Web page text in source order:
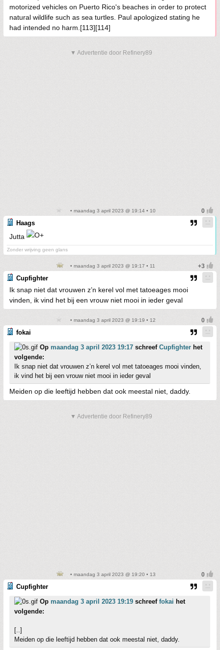
motorized vehicles on Puerto Rico's beaches in order to protect
natural wildlife such as sea turtles. Paul apologized stating he
had intended no harm.[113][114]
▼ Advertentie door Refinery89
• maandag 3 april 2023 @ 19:14 • 10
Haags
Jutta
Zonder wrijving geen glans
• maandag 3 april 2023 @ 19:17 • 11
Cupfighter
Ik snap niet dat vrouwen z’n kerel vol met tatoeages mooi
vinden, ik vind het bij een vrouw niet mooi in ieder geval
• maandag 3 april 2023 @ 19:19 • 12
fokai
Op maandag 3 april 2023 19:17 schreef Cupfighter het
volgende:
Ik snap niet dat vrouwen z’n kerel vol met tatoeages mooi vinden,
ik vind het bij een vrouw niet mooi in ieder geval
Meiden op die leeftijd hebben dat ook meestal niet, daddy.
▼ Advertentie door Refinery89
• maandag 3 april 2023 @ 19:20 • 13
Cupfighter
Op maandag 3 april 2023 19:19 schreef fokai het
volgende:
[..]
Meiden op die leeftijd hebben dat ook meestal niet, daddy.